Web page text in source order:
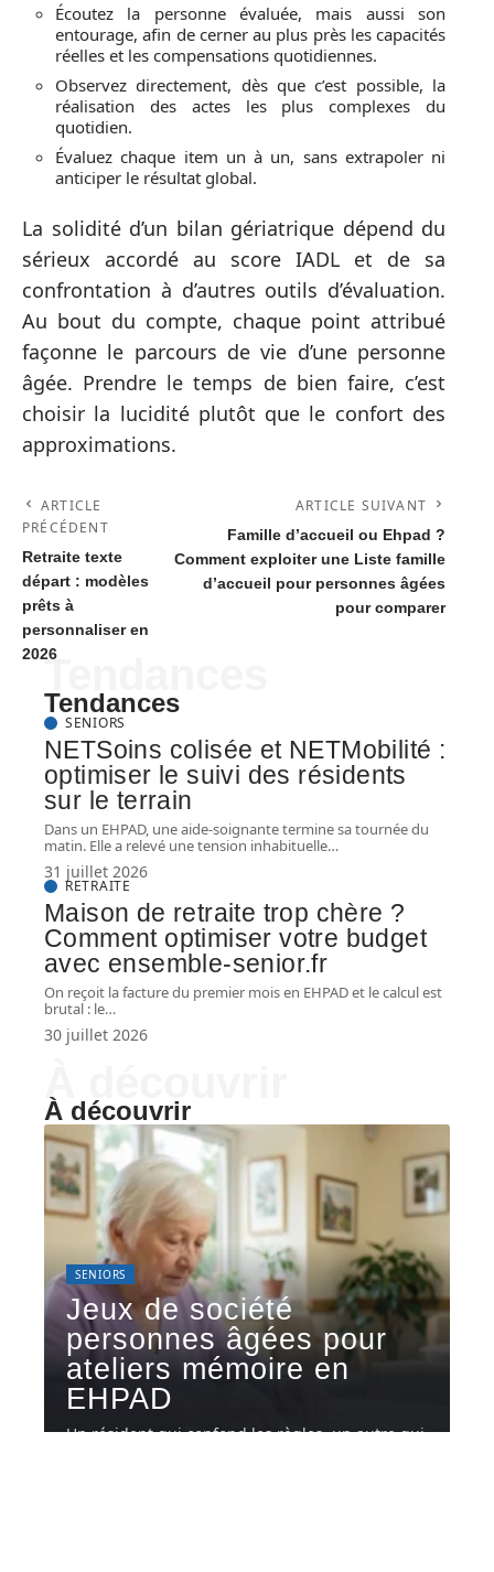
Écoutez la personne évaluée, mais aussi son
entourage, afin de cerner au plus près les capacités
réelles et les compensations quotidiennes.
Observez directement, dès que c’est possible, la
réalisation des actes les plus complexes du
quotidien.
Évaluez chaque item un à un, sans extrapoler ni
anticiper le résultat global.
La solidité d’un bilan gériatrique dépend du
sérieux accordé au score IADL et de sa
confrontation à d’autres outils d’évaluation.
Au bout du compte, chaque point attribué
façonne le parcours de vie d’une personne
âgée. Prendre le temps de bien faire, c’est
choisir la lucidité plutôt que le confort des
approximations.
ARTICLE
PRÉCÉDENT
Retraite texte
départ : modèles
prêts à
personnaliser en
2026
ARTICLE SUIVANT
Famille d’accueil ou Ehpad ?
Comment exploiter une Liste famille
d’accueil pour personnes âgées
pour comparer
Tendances
Tendances
SENIORS
NETSoins colisée et NETMobilité :
optimiser le suivi des résidents
sur le terrain
Dans un EHPAD, une aide-soignante termine sa tournée du
matin. Elle a relevé une tension inhabituelle…
31 juillet 2026
RETRAITE
Maison de retraite trop chère ?
Comment optimiser votre budget
avec ensemble-senior.fr
On reçoit la facture du premier mois en EHPAD et le calcul est
brutal : le…
30 juillet 2026
À découvrir
SENIORS
Jeux de société
personnes âgées pour
ateliers mémoire en
EHPAD
Un résident qui confond les règles, un autre qui